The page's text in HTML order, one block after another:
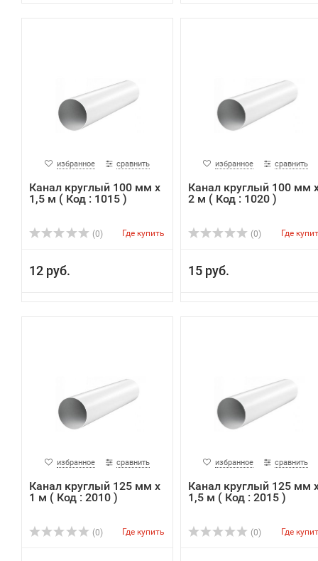
избранное сравнить
Канал круглый 100 мм х
1,5 м ( Код : 1015 )
(0) Где купить
12 руб.
избранное сравнить
Канал круглый 100 мм
2 м ( Код : 1020 )
(0) Где
15 руб.
избранное сравнить
Канал круглый 125 мм х
1 м ( Код : 2010 )
(0) Где купить
избранное сравнить
Канал круглый 125 мм
1,5 м ( Код : 2015 )
(0) Где